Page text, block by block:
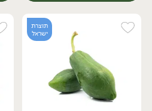
תוצרת
ישראל